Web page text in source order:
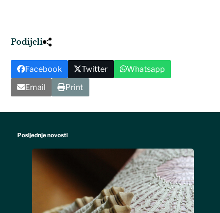
Podijeli
Facebook Twitter
Whatsapp
Email
Print
Posljednje novosti